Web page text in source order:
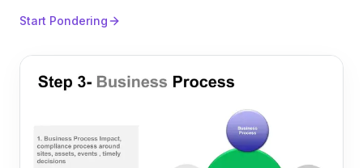
Start Pondering